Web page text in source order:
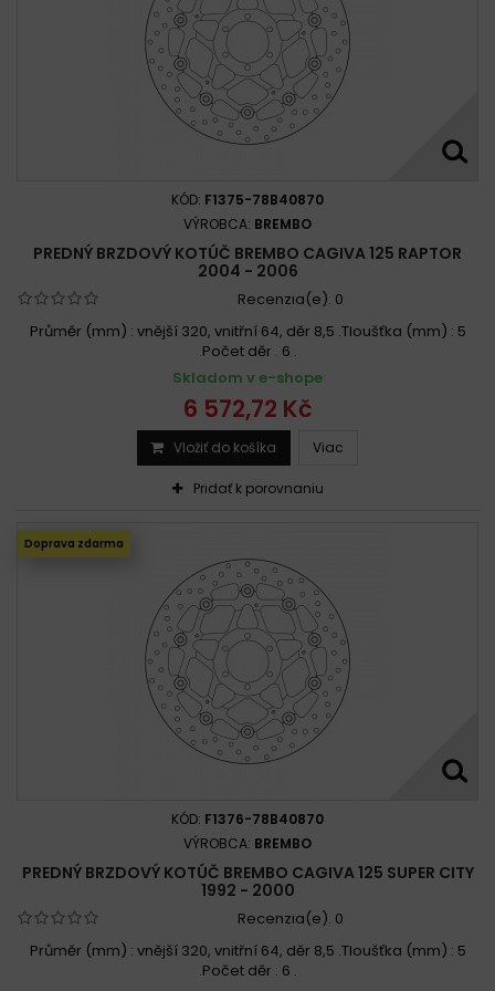
KÓD: F1375-78B40870
VÝROBCA: BREMBO
PREDNÝ BRZDOVÝ KOTÚČ BREMBO CAGIVA 125 RAPTOR
2004 - 2006
Recenzia(e): 0
Průměr (mm) : vnější 320, vnitřní 64, děr 8,5 .Tloušťka (mm) : 5
.Počet děr : 6 .
Skladom v e-shope
6 572,72 Kč
Vložiť do košíka Viac
Pridať k porovnaniu
Doprava zdarma
KÓD: F1376-78B40870
VÝROBCA: BREMBO
PREDNÝ BRZDOVÝ KOTÚČ BREMBO CAGIVA 125 SUPER CITY
1992 - 2000
Recenzia(e): 0
Průměr (mm) : vnější 320, vnitřní 64, děr 8,5 .Tloušťka (mm) : 5
.Počet děr : 6 .